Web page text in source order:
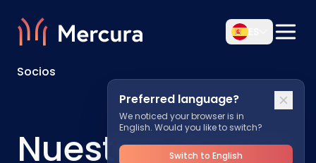
Preferred language?
We noticed your browser is in
English. Would you like to switch?
Switch to English
Socios
Nuestros Socios